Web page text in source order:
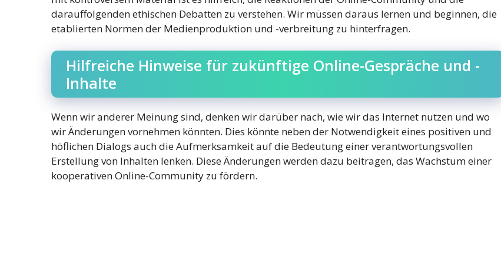
darauffolgenden ethischen Debatten zu verstehen. Wir müssen daraus lernen und beginnen, die
etablierten Normen der Medienproduktion und -verbreitung zu hinterfragen.
Hilfreiche Hinweise für zukünftige Online-Gespräche und -
Inhalte
Wenn wir anderer Meinung sind, denken wir darüber nach, wie wir das Internet nutzen und wo
wir Änderungen vornehmen könnten. Dies könnte neben der Notwendigkeit eines positiven und
höflichen Dialogs auch die Aufmerksamkeit auf die Bedeutung einer verantwortungsvollen
Erstellung von Inhalten lenken. Diese Änderungen werden dazu beitragen, das Wachstum einer
kooperativen Online-Community zu fördern.